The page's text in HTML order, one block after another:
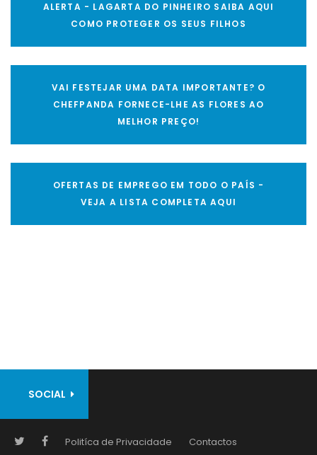
ALERTA - LAGARTA DO PINHEIRO SAIBA AQUI
COMO PROTEGER OS SEUS FILHOS
VAI FESTEJAR UMA DATA IMPORTANTE? O
CHEFPANDA FORNECE-LHE AS FLORES AO
MELHOR PREÇO!
OFERTAS DE EMPREGO EM TODO O PAÍS -
VEJA A LISTA COMPLETA AQUI
SOCIAL
Politíca de Privacidade Contactos